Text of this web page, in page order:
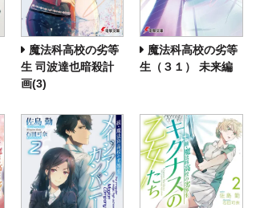
魔法科高校の劣等
生 司波達也暗殺計
画(3)
魔法科高校の劣等
生（３１） 未来編